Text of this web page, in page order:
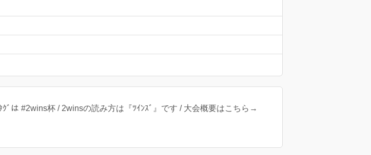
ﾞは #2wins杯 / 2winsの読み方は『ﾂｲﾝｽﾞ』です / 大会概要はこちら→